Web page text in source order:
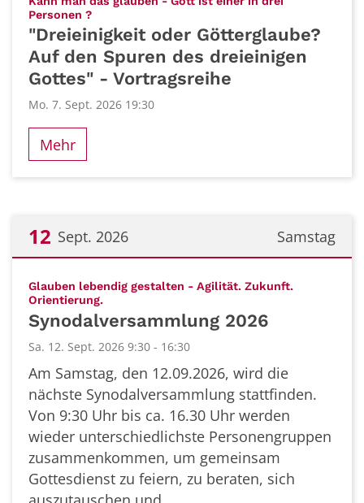
Personen ?:
"Dreieinigkeit oder Götterglaube?
Auf den Spuren des dreieinigen
Gottes" - Vortragsreihe
Mo. 7. Sept. 2026 19:30
Mehr
Samstag
12 Sept. 2026
Glauben lebendig gestalten - Agilität. Zukunft.
Orientierung.:
Synodalversammlung 2026
Sa. 12. Sept. 2026 9:30 - 16:30
Am Samstag, den 12.09.2026, wird die
nächste Synodalversammlung stattfinden.
Von 9:30 Uhr bis ca. 16.30 Uhr werden
wieder unterschiedlichste Personengruppen
zusammenkommen, um gemeinsam
Gottesdienst zu feiern, zu beraten, sich